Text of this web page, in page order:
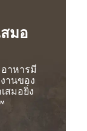
มอ
อาหารมี
านของ
สมอยิ่ง